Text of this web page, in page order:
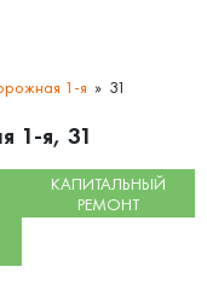
1-я 31
1-я, 31
КАПИТАЛЬНЫЙ
РЕМОНТ